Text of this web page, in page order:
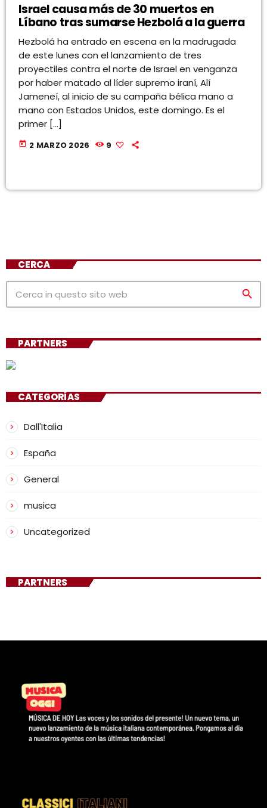
Israel causa más de 30 muertos en
Líbano tras sumarse Hezbolá a la guerra
Hezbolá ha entrado en escena en la madrugada
de este lunes con el lanzamiento de tres
proyectiles contra el norte de Israel en venganza
por haber matado al líder supremo iraní, Alí
Jameneí, al inicio de su campaña bélica mano a
mano con Estados Unidos, este domingo. Es el
primer […]
today 2 MARZO 2026 9
CERCA
search
PARTNERS
CATEGORÍAS
Dall'Italia
España
General
musica
Uncategorized
PARTNERS